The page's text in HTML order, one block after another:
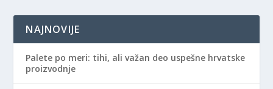
NAJNOVIJE
Palete po meri: tihi, ali važan deo uspešne hrvatske
proizvodnje